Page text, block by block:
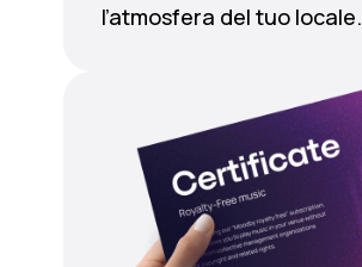
l’atmosfera del tuo locale.